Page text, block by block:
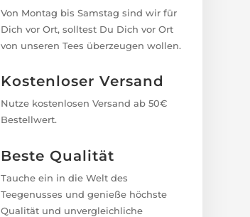
Von Montag bis Samstag sind wir für
Dich vor Ort, solltest Du Dich vor Ort
von unseren Tees überzeugen wollen.
Kostenloser Versand
Nutze kostenlosen Versand ab 50€
Bestellwert.
Beste Qualität
Tauche ein in die Welt des
Teegenusses und genieße höchste
Qualität und unvergleichliche